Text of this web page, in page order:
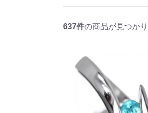
637件の商品が見つか